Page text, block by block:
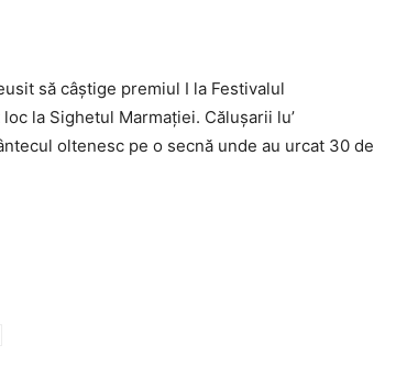
să câștige premiul I la Festivalul
la Sighetul Marmației. Călușarii lu’
oltenesc pe o secnă unde au urcat 30 de